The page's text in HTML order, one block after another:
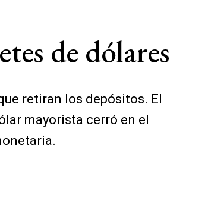
de dólares
retiran los depósitos. El
mayorista cerró en el